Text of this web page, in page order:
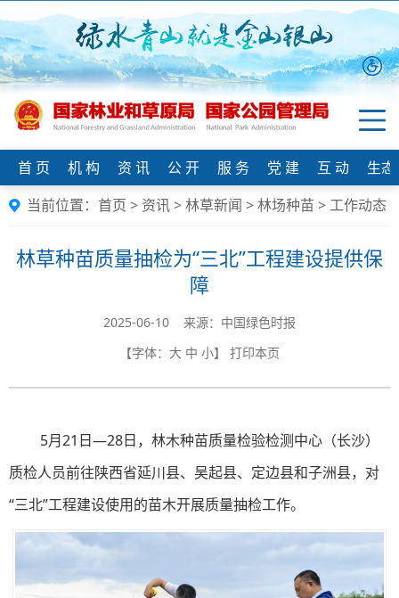
首 页 机 构 资 讯 公 开 服 务 党 建 互 动
生
当前位置： 首页 > 资讯>林草新闻 >林场种苗 >工作动态
林草种苗质量抽检为“三北”工程建设提供保
障
2025-06-10 来源：中国绿色时报
【字体： 大 中 小】 打印本页
5月21日—28日，林木种苗质量检验检测中心（长沙）
质检人员前往陕西省延川县、吴起县、定边县和子洲县，对
“三北”工程建设使用的苗木开展质量抽检工作。